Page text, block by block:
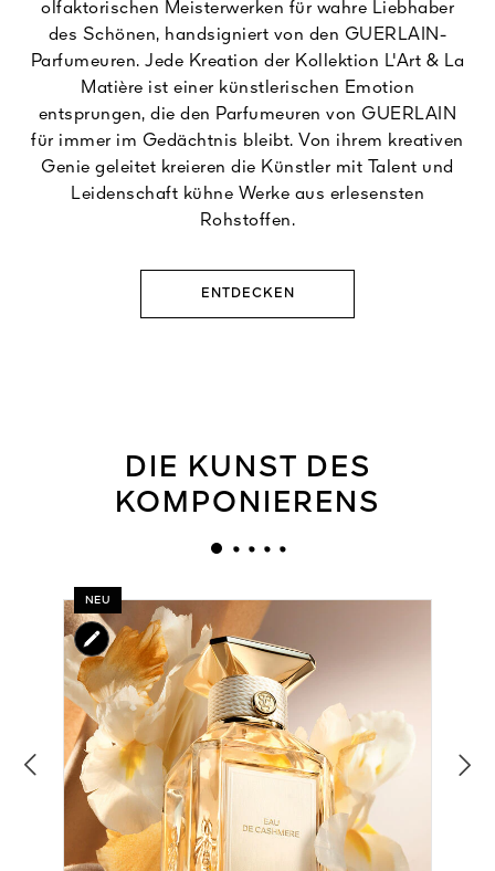
olfaktorischen Meisterwerken für wahre Liebhaber
des Schönen, handsigniert von den GUERLAIN-
Parfumeuren. Jede Kreation der Kollektion L'Art & La
Matière ist einer künstlerischen Emotion
entsprungen, die den Parfumeuren von GUERLAIN
für immer im Gedächtnis bleibt. Von ihrem kreativen
Genie geleitet kreieren die Künstler mit Talent und
Leidenschaft kühne Werke aus erlesensten
Rohstoffen.
ENTDECKEN
DIE KUNST DES
KOMPONIERENS
NEU